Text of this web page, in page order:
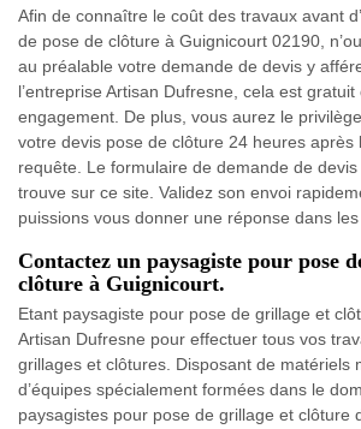
Afin de connaître le coût des travaux avant
de pose de clôture à Guignicourt 02190,
au préalable votre demande de devis y
l’entreprise Artisan Dufresne, cela est
engagement. De plus, vous aurez le
votre devis pose de clôture 24 heures après
requête. Le formulaire de demande de
trouve sur ce site. Validez son envoi
puissions vous donner une réponse dans
Contactez un paysagiste pour pose
clôture à Guignicourt.
Etant paysagiste pour pose de grillage et
Artisan Dufresne pour effectuer tous vos
grillages et clôtures. Disposant de matériels
d’équipes spécialement formées dans le
paysagistes pour pose de grillage et clôture